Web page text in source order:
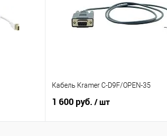
Кабель Kramer C-D9F/OPEN-35
1 600 руб. / шт